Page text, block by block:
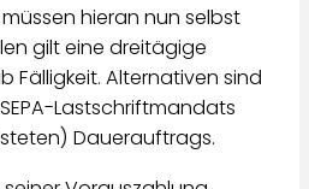
hieran nun selbst
gilt eine dreitägige
Fälligkeit. Alternativen sind
Lastschriftmandats
Dauerauftrags.